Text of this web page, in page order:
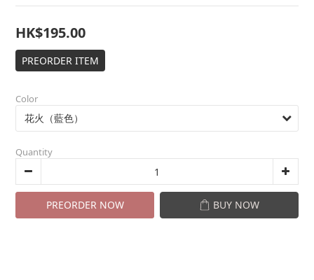
HK$195.00
PREORDER ITEM
Color
Quantity
PREORDER NOW BUY NOW